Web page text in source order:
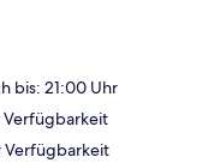
bis: 21:00 Uhr
Verfügbarkeit
Verfügbarkeit